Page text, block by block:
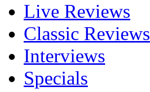
Live Reviews
Classic Reviews
Interviews
Specials